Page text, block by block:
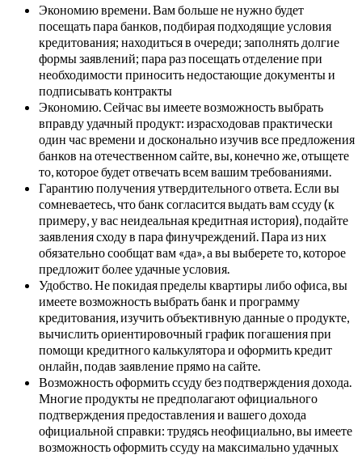
Экономию времени. Вам больше не нужно будет
посещать пара банков, подбирая подходящие условия
кредитования; находиться в очереди; заполнять долгие
формы заявлений; пара раз посещать отделение при
необходимости приносить недостающие документы и
подписывать контракты
Экономию. Сейчас вы имеете возможность выбрать
вправду удачный продукт: израсходовав практически
один час времени и досконально изучив все предложения
банков на отечественном сайте, вы, конечно же, отыщете
то, которое будет отвечать всем вашим требованиями.
Гарантию получения утвердительного ответа. Если вы
сомневаетесь, что банк согласится выдать вам ссуду (к
примеру, у вас неидеальная кредитная история), подайте
заявления сходу в пара финучреждений. Пара из них
обязательно сообщат вам «да», а вы выберете то, которое
предложит более удачные условия.
Удобство. Не покидая пределы квартиры либо офиса, вы
имеете возможность выбрать банк и программу
кредитования, изучить объективную данные о продукте,
вычислить ориентировочный график погашения при
помощи кредитного калькулятора и оформить кредит
онлайн, подав заявление прямо на сайте.
Возможность оформить ссуду без подтверждения дохода.
Многие продукты не предполагают официального
подтверждения предоставления и вашего дохода
официальной справки: трудясь неофициально, вы имеете
возможность оформить ссуду на максимально удачных